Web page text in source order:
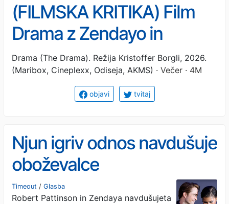
(FILMSKA KRITIKA) Film
Drama z Zendayo in
Robertom Pattinsonom je
odličen, a le 20 minut
Drama (The Drama). Režija Kristoffer Borgli, 2026.
(Maribox, Cineplexx, Odiseja, AKMS) · Večer · 4M
objavi tvitaj
Njun igriv odnos navdušuje
oboževalce
Timeout / Glasba
Robert Pattinson in Zendaya navdušujeta